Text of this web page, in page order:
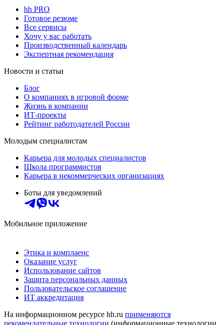
hh PRO
Готовое резюме
Все сервисы
Хочу у вас работать
Производственный календарь
Экспертная рекомендация
Новости и статьи
Блог
О компаниях в игровой форме
Жизнь в компании
ИТ-проекты
Рейтинг работодателей России
Молодым специалистам
Карьера для молодых специалистов
Школа программистов
Карьера в некоммерческих организациях
Боты для уведомлений
Мобильное приложение
Этика и комплаенс
Оказание услуг
Использование сайтов
Защита персональных данных
Пользовательское соглашение
ИТ аккредитация
На информационном ресурсе hh.ru применяются
рекомендательные технологии (информационные технологии